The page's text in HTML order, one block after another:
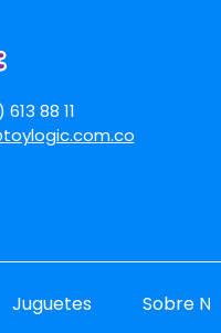
88 11
Juguetes Sobre